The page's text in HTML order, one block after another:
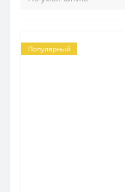
Популярный